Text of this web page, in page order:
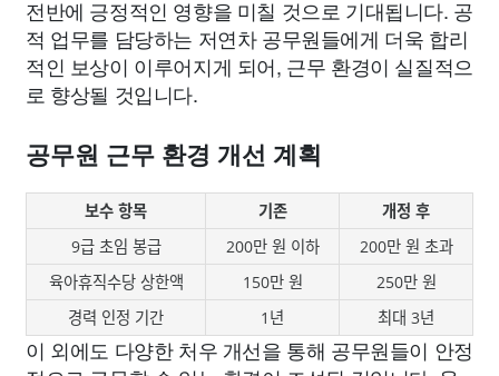
전반에 긍정적인 영향을 미칠 것으로 기대됩니다. 공
적 업무를 담당하는 저연차 공무원들에게 더욱 합리
적인 보상이 이루어지게 되어, 근무 환경이 실질적으
로 향상될 것입니다.
공무원 근무 환경 개선 계획
보수 항목 기존
개정 후
9급 초임 봉급
200만 원 이하
200만 원 초과
육아휴직수당 상한액
150만 원
250만 원
경력 인정 기간
1년 최대 3년
이 외에도 다양한 처우 개선을 통해 공무원들이 안정